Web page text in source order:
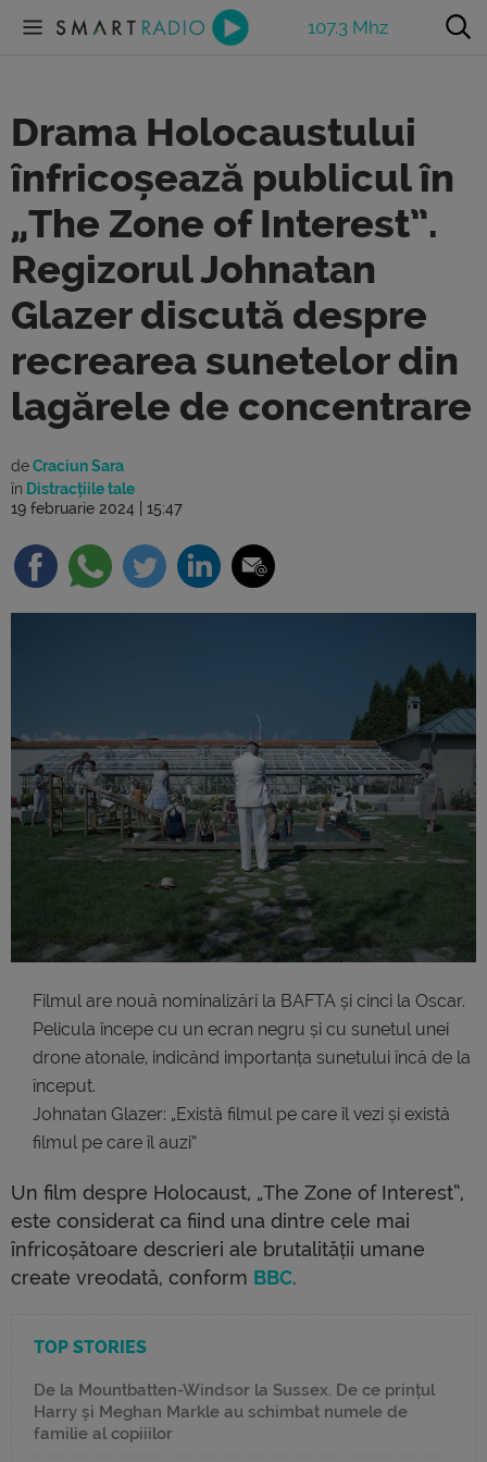
107.3 Mhz
Drama Holocaustului
înfricoșează publicul în
„The Zone of Interest”.
Regizorul Johnatan
Glazer discută despre
recrearea sunetelor din
lagărele de concentrare
deCraciun Sara
în Distracțiile tale
19 februarie 2024 | 15:47
Filmul are nouă nominalizări la BAFTA și cinci la Oscar.
Pelicula începe cu un ecran negru și cu sunetul unei
drone atonale, indicând importanța sunetului încă de la
început.
Johnatan Glazer: „Există filmul pe care îl vezi și există
filmul pe care îl auzi”
Un film despre Holocaust, „The Zone of Interest”,
este considerat ca fiind una dintre cele mai
înfricoșătoare descrieri ale brutalității umane
create vreodată, conform BBC.
TOP STORIES
De la Mountbatten-Windsor la Sussex. De ce prințul
Harry și Meghan Markle au schimbat numele de
familie al copiiilor